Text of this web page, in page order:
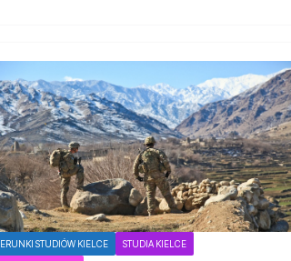
STUDIÓW KIELCE STUDIA KIELCE